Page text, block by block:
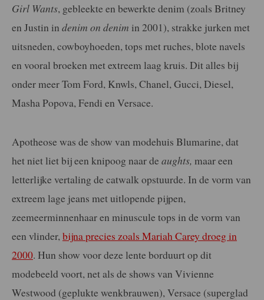
Girl Wants, gebleekte en bewerkte denim (zoals Britney
en Justin in denim on denim in 2001), strakke jurken met
uitsneden, cowboyhoeden, tops met ruches, blote navels
en vooral broeken met extreem laag kruis. Dit alles bij
onder meer Tom Ford, Knwls, Chanel, Gucci, Diesel,
Masha Popova, Fendi en Versace.
Apotheose was de show van modehuis Blumarine, dat
het niet liet bij een knipoog naar de aughts, maar een
letterlijke vertaling de catwalk opstuurde. In de vorm van
extreem lage jeans met uitlopende pijpen,
zeemeerminnenhaar en minuscule tops in de vorm van
een vlinder,bijna precies zoals Mariah Carey droeg in
2000. Hun show voor deze lente borduurt op dit
modebeeld voort, net als de shows van Vivienne
Westwood (geplukte wenkbrauwen), Versace (superglad